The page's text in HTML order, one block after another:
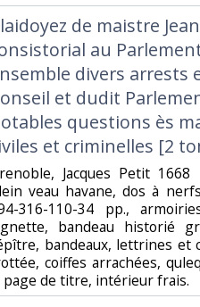
de maistre
au
divers arrests
et dudit
questions ès
et criminelles [2
Jacques Petit
veau havane, dos à
316-110-34 pp.,
bandeau historié
bandeaux, lettrines et
coiffes arrachées,
page de titre, intérieur frais.‎